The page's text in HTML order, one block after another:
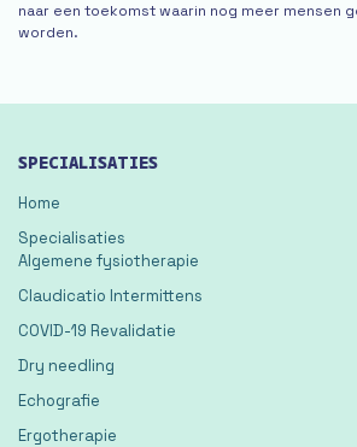
naar een toekomst waarin nog meer mensen
worden.
SPECIALISATIES
Home
Specialisaties
Algemene fysiotherapie
Claudicatio Intermittens
COVID-19 Revalidatie
Dry needling
Echografie
Ergotherapie